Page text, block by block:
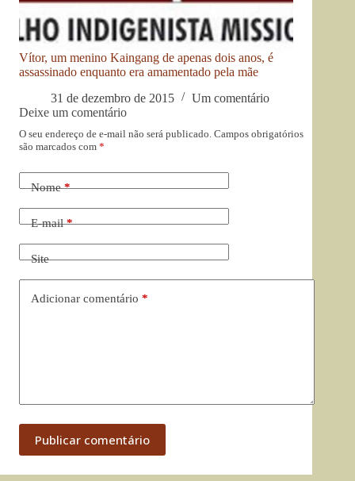
Vítor, um menino Kaingang de apenas dois anos, é
assassinado enquanto era amamentado pela mãe
31 de dezembro de 2015
Um comentário
Deixe um comentário
O seu endereço de e-mail não será publicado. Campos obrigatórios
são marcados com *
Nome*
E-mail*
Site
Adicionar comentário *
Publicar comentário